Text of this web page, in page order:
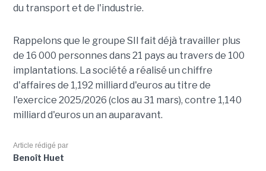
du transport et de l'industrie.
Rappelons que le groupe SII fait déjà travailler plus
de 16 000 personnes dans 21 pays au travers de 100
implantations. La société a réalisé un chiffre
d'affaires de 1,192 milliard d'euros au titre de
l'exercice 2025/2026 (clos au 31 mars), contre 1,140
milliard d'euros un an auparavant.
Article rédigé par
Benoît Huet